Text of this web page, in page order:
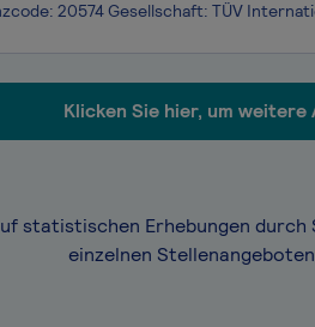
Klicken Sie hier, um weitere
statistischen Erhebungen
einzelnen